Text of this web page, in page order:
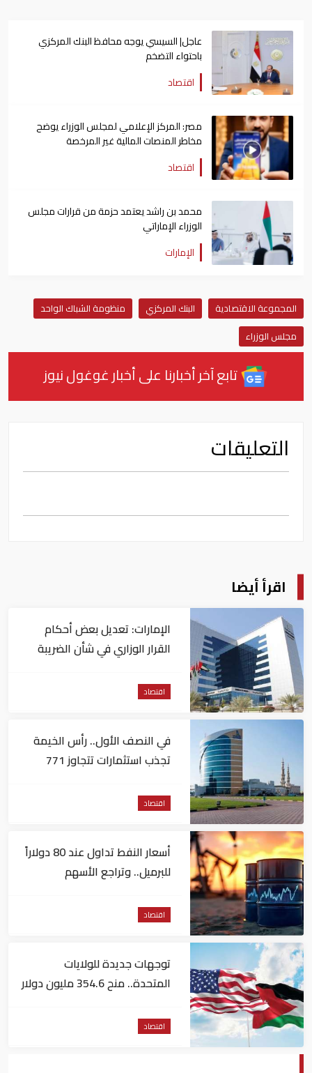
عاجل| السيسي يوجه محافظ البنك المركزي
باحتواء التضخم
اقتصاد
مصر: المركز الإعلامي لمجلس الوزراء يوضح
مخاطر المنصات المالية غير المرخصة
اقتصاد
محمد بن راشد يعتمد حزمة من قرارات مجلس
الوزراء الإماراتي
الإمارات
المجموعة الاقتصادية البنك المركزي
منظومة الشباك الواحد
مجلس الوزراء
تابع آخر أخبارنا على أخبار غوغول نيوز
التعليقات
اقرأ أيضا
الإمارات: تعديل بعض أحكام
القرار الوزاري في شأن الضريبة
اقتصاد
في النصف الأول.. رأس الخيمة
تجذب استثمارات تتجاوز 771
اقتصاد
أسعار النفط تداول عند 80 دولاراً
للبرميل.. وتراجع الأسهم
اقتصاد
توجهات جديدة للولايات
المتحدة.. منح 354.6 مليون دولار
اقتصاد